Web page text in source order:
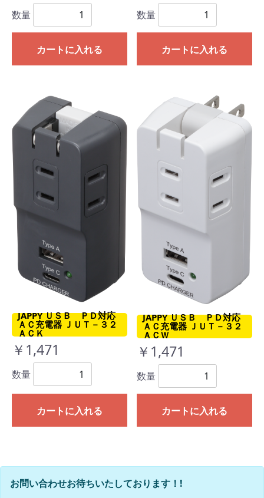
数量
カートに入れる
数量
カートに入れる
JAPPY ＵＳＢ ＰＤ対応
ＡＣ充電器 ＪＵＴ－３２
ＡＣＫ
￥1,471
数量
カートに入れる
JAPPY ＵＳＢ ＰＤ対応
ＡＣ充電器 ＪＵＴ－３２
ＡＣＷ
￥1,471
数量
カートに入れる
お問い合わせお待ちいたしております！!